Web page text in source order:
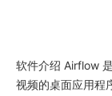
软件介绍 Airflow
视频的桌面应用程